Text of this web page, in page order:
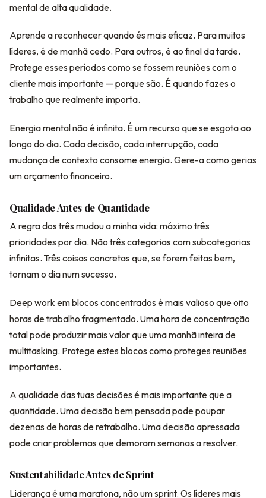
mental de alta qualidade.
Aprende a reconhecer quando és mais eficaz. Para muitos
líderes, é de manhã cedo. Para outros, é ao final da tarde.
Protege esses períodos como se fossem reuniões com o
cliente mais importante — porque são. É quando fazes o
trabalho que realmente importa.
Energia mental não é infinita. É um recurso que se esgota ao
longo do dia. Cada decisão, cada interrupção, cada
mudança de contexto consome energia. Gere-a como gerias
um orçamento financeiro.
Qualidade Antes de Quantidade
A regra dos três mudou a minha vida: máximo três
prioridades por dia. Não três categorias com subcategorias
infinitas. Três coisas concretas que, se forem feitas bem,
tornam o dia num sucesso.
Deep work em blocos concentrados é mais valioso que oito
horas de trabalho fragmentado. Uma hora de concentração
total pode produzir mais valor que uma manhã inteira de
multitasking. Protege estes blocos como proteges reuniões
importantes.
A qualidade das tuas decisões é mais importante que a
quantidade. Uma decisão bem pensada pode poupar
dezenas de horas de retrabalho. Uma decisão apressada
pode criar problemas que demoram semanas a resolver.
Sustentabilidade Antes de Sprint
Liderança é uma maratona, não um sprint. Os líderes mais